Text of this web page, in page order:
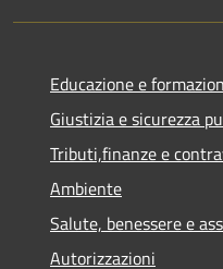
Educazione e
Giustizia e sicurezza
Tributi,finanze e
Ambiente
Salute, benessere e
Autorizzazioni